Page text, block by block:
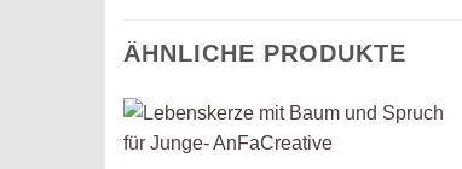
ÄHNLICHE PRODUKTE